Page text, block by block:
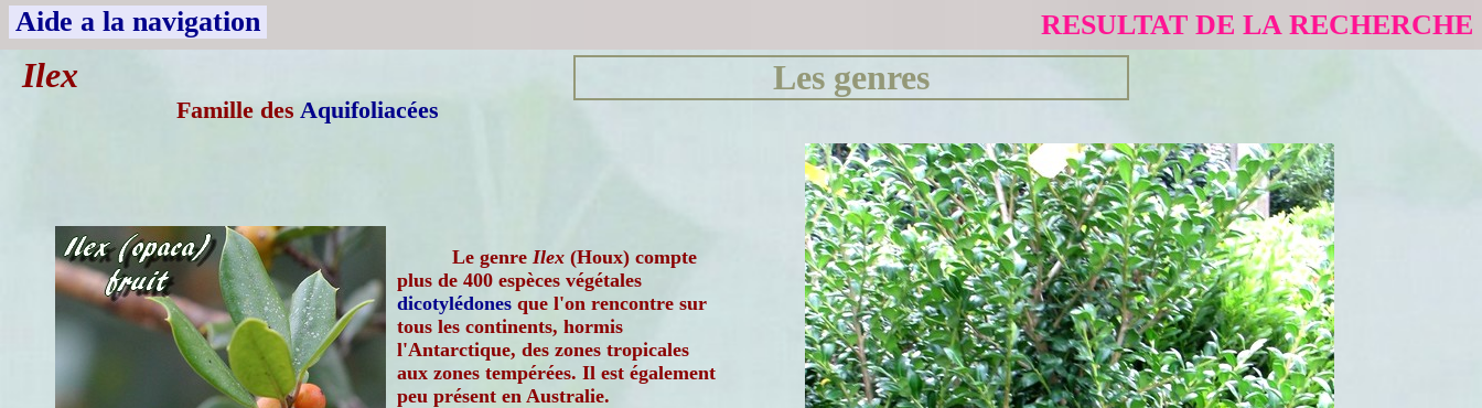
Aide a la navigation RESULTAT DE LA RECHERCHE
Ilex
Famille des Aquifoliacées
Les genres
Le genre Ilex (Houx) compte
plus de 400 espèces végétales
dicotylédones que l'on rencontre sur
tous les continents, hormis
l'Antarctique, des zones tropicales
aux zones tempérées. Il est également
peu présent en Australie.